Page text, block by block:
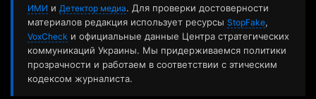
ИМИ и Детектор медиа. Для проверки достоверности
материалов редакция использует ресурсы StopFake,
VoxCheck и официальные данные Центра стратегических
коммуникаций Украины. Мы придерживаемся политики
прозрачности и работаем в соответствии с этическим
кодексом журналиста.